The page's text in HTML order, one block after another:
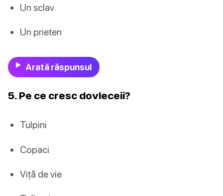
Un sclav
Un prieten
Arată răspunsul
5. Pe ce cresc dovleceii?
Tulpini
Copaci
Viță de vie